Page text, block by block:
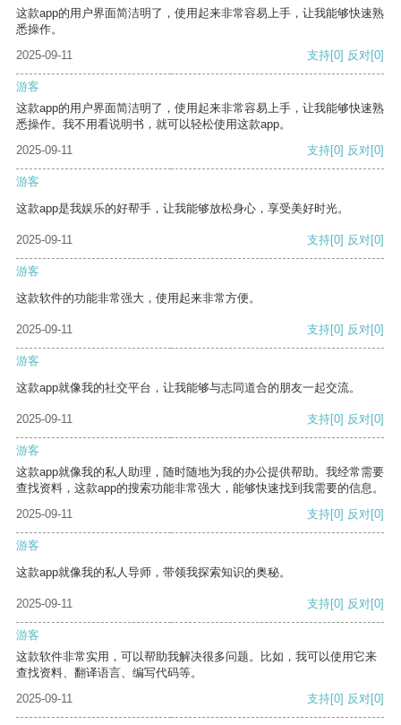
这款app的用户界面简洁明了，使用起来非常容易上手，让我能够快速熟
悉操作。
2025-09-11
支持[0] 反对[0]
游客
这款app的用户界面简洁明了，使用起来非常容易上手，让我能够快速熟
悉操作。我不用看说明书，就可以轻松使用这款app。
2025-09-11
支持[0] 反对[0]
游客
这款app是我娱乐的好帮手，让我能够放松身心，享受美好时光。
2025-09-11 支持[0] 反对[0]
游客
这款软件的功能非常强大，使用起来非常方便。
2025-09-11 支持[0] 反对[0]
游客
这款app就像我的社交平台，让我能够与志同道合的朋友一起交流。
2025-09-11 支持[0] 反对[0]
游客
这款app就像我的私人助理，随时随地为我的办公提供帮助。我经常需要
查找资料，这款app的搜索功能非常强大，能够快速找到我需要的信息。
2025-09-11
支持[0] 反对[0]
游客
这款app就像我的私人导师，带领我探索知识的奥秘。
2025-09-11 支持[0] 反对[0]
游客
这款软件非常实用，可以帮助我解决很多问题。比如，我可以使用它来
查找资料、翻译语言、编写代码等。
2025-09-11
支持[0] 反对[0]